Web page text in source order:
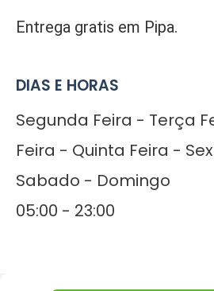
Entrega gratis em Pipa.
DIAS E HORAS
Segunda Feira - Terça
Feira - Quinta Feira -
Sabado - Domingo
05:00 - 23:00